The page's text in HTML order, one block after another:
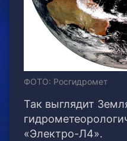
ФОТО: Росгидромет
Так выглядит
«Электро-Л4».